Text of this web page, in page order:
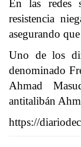
En las redes
resistencia
asegurando
Uno de los
denominado
Ahmad
antitalibán
https://